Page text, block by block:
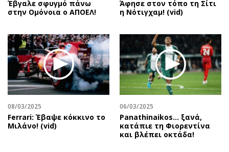
Πολιτισμός
Θέατρο-Χορός
Μουσική
Εικαστικά
Βιβλίο
Χειρόγραφα
Εκπομπές
Podcasts
Uncut
Προσφορές
Προσωπικότητες στην ''Κ''
Επιστολές
Έβγαλε σφυγμό πάνω
στην Ομόνοια ο ΑΠΟΕΛ!
Άφησε στον τόπο τη Σίτι
η Νότιγχαμ! (vid)
08/03/2025
Ferrari: Έβαψε κόκκινο το
Μιλάνο! (vid)
06/03/2025
Panathinaikos… ξανά,
κατάπιε τη Φιορεντίνα
και βλέπει οκτάδα!